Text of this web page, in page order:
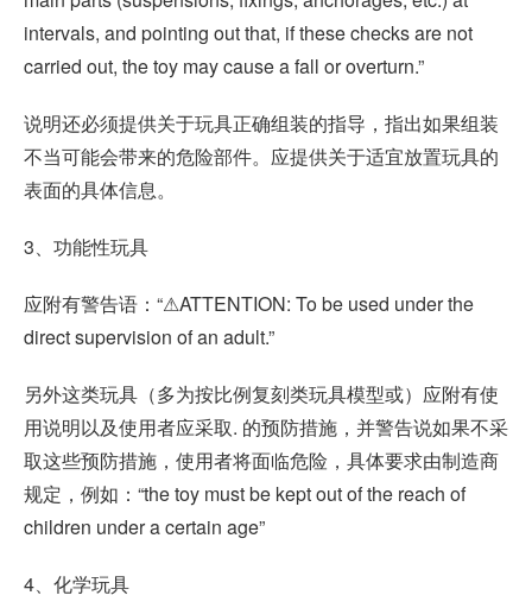
intervals, and pointing out that, if these checks are not
carried out, the toy may cause a fall or overturn.”
说明还必须提供关于玩具正确组装的指导，指出如果组装
不当可能会带来的危险部件。应提供关于适宜放置玩具的
表面的具体信息。
3、功能性玩具
应附有警告语：“⚠ATTENTION: To be used under the
direct supervision of an adult.”
另外这类玩具（多为按比例复刻类玩具模型或）应附有使
用说明以及使用者应采取. 的预防措施，并警告说如果不采
取这些预防措施，使用者将面临危险，具体要求由制造商
规定，例如：“the toy must be kept out of the reach of
children under a certain age”
4、化学玩具